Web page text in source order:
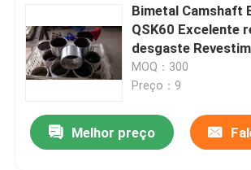
Bimetal Camshaft
QSK60 Excelente
desgaste
MOQ：300
Preço：9
Melhor preço